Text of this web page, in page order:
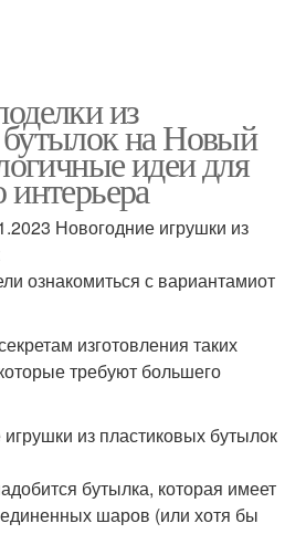
из
на Новый
идеи для
интерьера
Новогодние игрушки из
ознакомиться с вариантамиот
изготовления таких
требуют большего
из пластиковых бутылок
бутылка, которая имеет
шаров (или хотя бы